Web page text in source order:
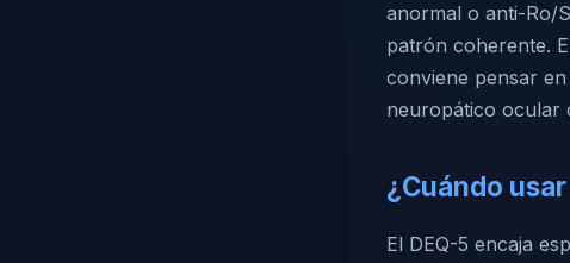
anormal o anti-Ro/
patrón coherente.
conviene pensar
neuropático ocular
¿Cuándo
El DEQ-5 encaja